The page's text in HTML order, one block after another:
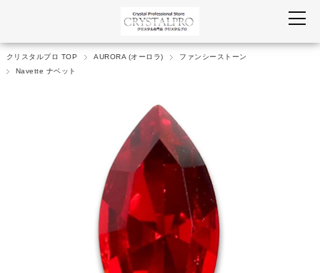
クリスタルプロ TOP AURORA (オーロラ)
ファンシーストーン
Navette ナベット